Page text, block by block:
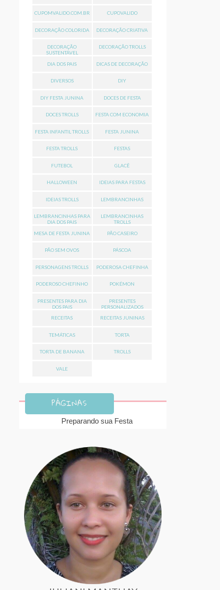
CUPOMVALIDO.COM.BR CUPOVALIDO
DECORAÇÃO COLORIDA DECORAÇÃO CRIATIVA
DECORAÇÃO
SUSTENTÁVEL
DECORAÇÃO TROLLS
DIA DOS PAIS DICAS DE DECORAÇÃO
DIVERSOS DIY
DIY FESTA JUNINA DOCES DE FESTA
DOCES TROLLS FESTA COM ECONOMIA
FESTA INFANTIL TROLLS FESTA JUNINA
FESTA TROLLS FESTAS
FUTEBOL GLACÊ
HALLOWEEN IDEIAS PARA FESTAS
IDEIAS TROLLS LEMBRANCINHAS
LEMBRANCINHAS PARA
DIA DOS PAIS
LEMBRANCINHAS
TROLLS
MESA DE FESTA JUNINA
PÃO CASEIRO
PÃO SEM OVOS PÁSCOA
PERSONAGENS TROLLS PODEROSA CHEFINHA
PODEROSO CHEFINHO POKÉMON
PRESENTES PARA DIA
DOS PAIS
PRESENTES
PERSONALIZADOS
RECEITAS
RECEITAS JUNINAS
TEMÁTICAS TORTA
TORTA DE BANANA TROLLS
VALE
PÁGINAS
Preparando sua Festa